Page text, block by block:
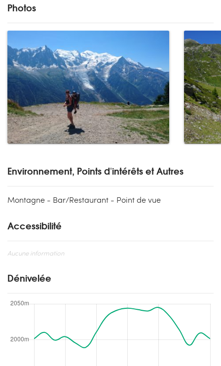
Photos
Environnement, Points d'intérêts et Autres
Montagne - Bar/Restaurant - Point de vue
Accessibilité
Aucune information
Dénivelée